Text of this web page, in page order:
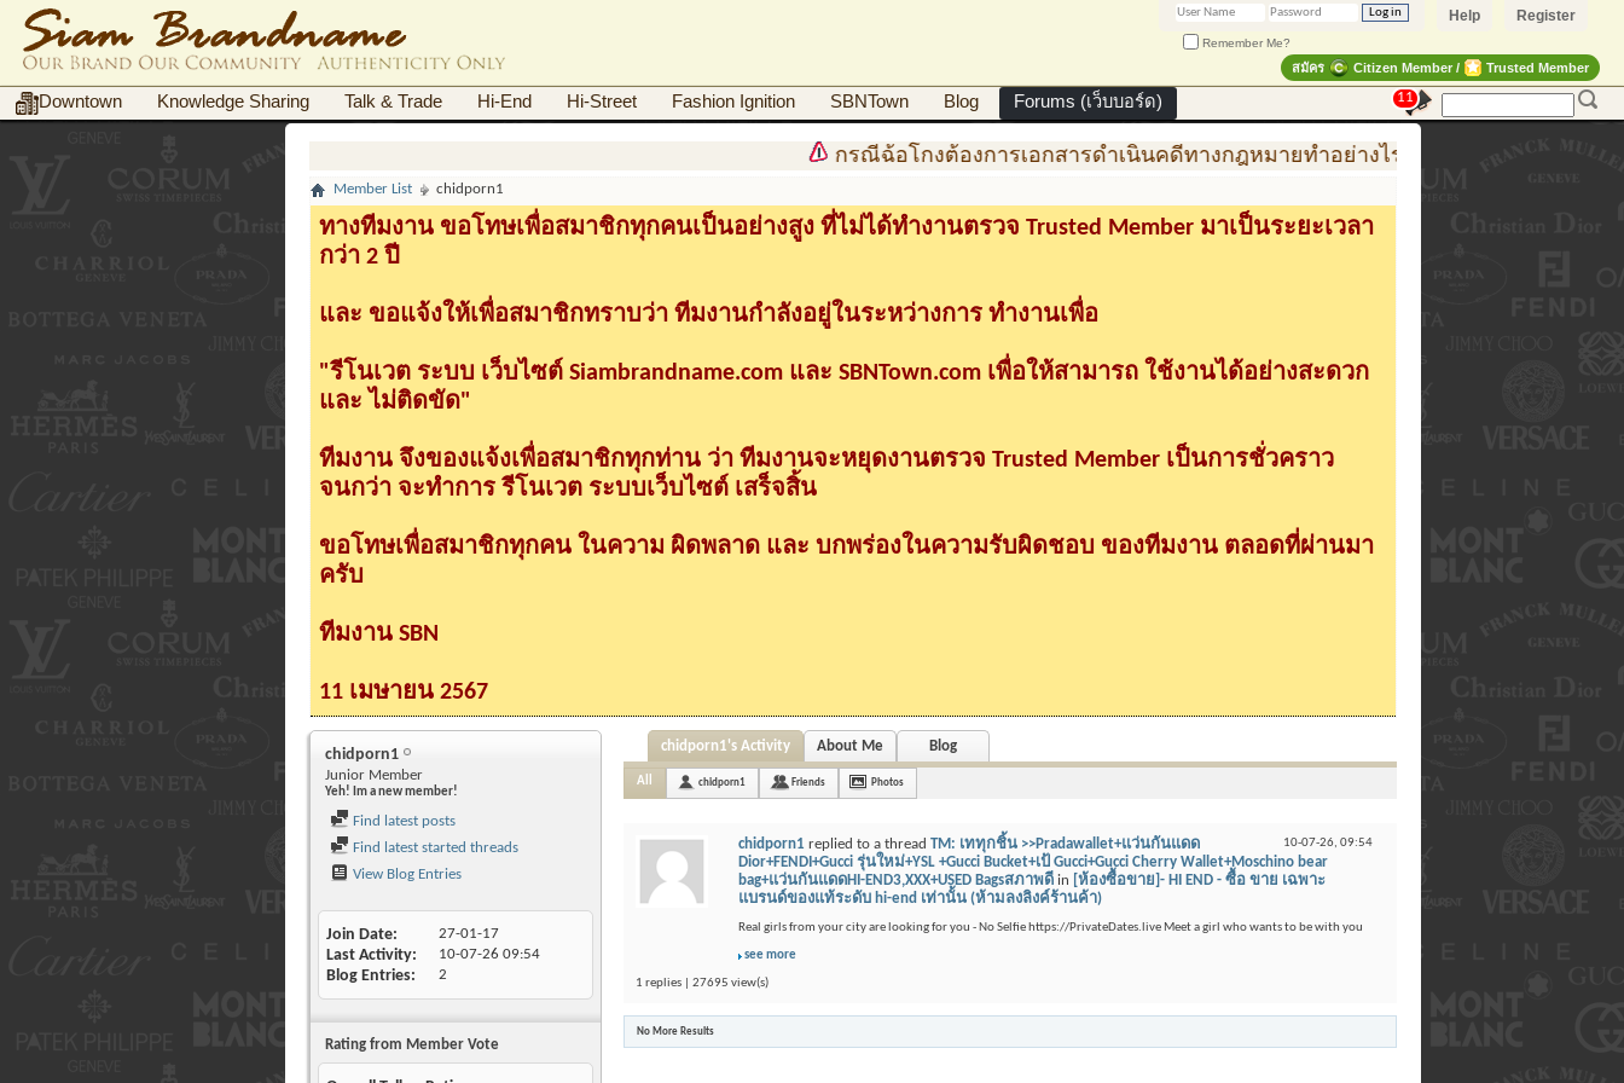
Register
Help
Remember Me?
สมัคร Citizen Member / Trusted Member
Downtown Knowledge Sharing Talk & Trade Hi-End Hi-Street Fashion Ignition SBNTown Blog Forums (เว็บบอร์ด) 11
กรณีฉ้อโกงต้องการเอกสารดำเนินคดีทางกฎหมายทำอย่างไร
Member List chidporn1
ทางทีมงาน ขอโทษเพื่อสมาชิกทุกคนเป็นอย่างสูง ที่ไม่ได้ทำงานตรวจ Trusted Member มาเป็นระยะเวลา
กว่า 2 ปี
และ ขอแจ้งให้เพื่อสมาชิกทราบว่า ทีมงานกำลังอยู่ในระหว่างการ ทำงานเพื่อ
"รีโนเวต ระบบ เว็บไซต์ Siambrandname.com และ SBNTown.com เพื่อให้สามารถ ใช้งานได้อย่างสะดวก
และ ไม่ติดขัด"
ทีมงาน จึงของแจ้งเพื่อสมาชิกทุกท่าน ว่า ทีมงานจะหยุดงานตรวจ Trusted Member เป็นการชั่วคราว
จนกว่า จะทำการ รีโนเวต ระบบเว็บไซต์ เสร็จสิ้น
ขอโทษเพื่อสมาชิกทุกคน ในความ ผิดพลาด และ บกพร่องในความรับผิดชอบ ของทีมงาน ตลอดที่ผ่านมา
ครับ
ทีมงาน SBN
11 เมษายน 2567
chidporn1
Junior Member
Yeh! Im a new member!
Find latest posts
Find latest started threads
View Blog Entries
Join Date 27-01-17
Last Activity 10-07-26 09:54
Blog Entries 2
Rating from Member Vote
chidporn1's Activity About Me Blog
All chidporn1 Friends Photos
10-07-26, 09:54
chidporn1 replied to a thread TM: เททุกชิ้น >>Pradawallet+แว่นกันแดด
Dior+FENDI+Gucci รุ่นใหม่+YSL +Gucci Bucket+เป้ Gucci+Gucci Cherry Wallet+Moschino bear
bag+แว่นกันแดดHI-END3,XXX+USED Bagsสภาพดีin [ห้องซื้อขาย]- HI END - ซื้อ ขาย เฉพาะ
แบรนด์ของแท้ระดับ hi-end เท่านั้น (ห้ามลงลิงค์ร้านค้า)
Real girls from your city are looking for you - No Selfie https://PrivateDates.live Meet a girl who wants to be with you
see more
1 replies | 27695 view(s)
No More Results